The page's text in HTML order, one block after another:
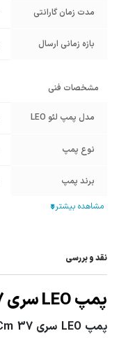
مدت زمان گارانتی
بازه زمانی ارسال
مشخصات فنی
مدل پمپ لئو LEO
نوع پمپ
برند پمپ
قطر دهانه ورودی
قطر دهانه خروجی
جنس پوسته
جنس پروانه
نقد و بررسی
پمپ LEO سری ACm 37
پمپ LEO سری ACm 37